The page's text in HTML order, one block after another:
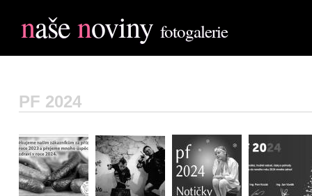
našenoviny fotogalerie
PF 2024